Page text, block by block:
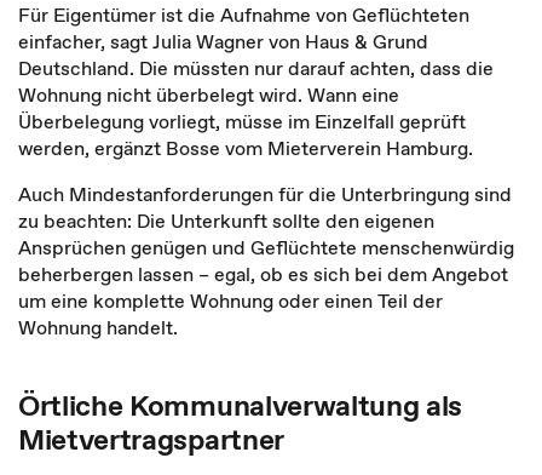
Für Eigentümer ist die Aufnahme von Geflüchteten
einfacher, sagt Julia Wagner von Haus & Grund
Deutschland. Die müssten nur darauf achten, dass die
Wohnung nicht überbelegt wird. Wann eine
Überbelegung vorliegt, müsse im Einzelfall geprüft
werden, ergänzt Bosse vom Mieterverein Hamburg.
Auch Mindestanforderungen für die Unterbringung sind
zu beachten: Die Unterkunft sollte den eigenen
Ansprüchen genügen und Geflüchtete menschenwürdig
beherbergen lassen – egal, ob es sich bei dem Angebot
um eine komplette Wohnung oder einen Teil der
Wohnung handelt.
Örtliche Kommunalverwaltung als
Mietvertragspartner